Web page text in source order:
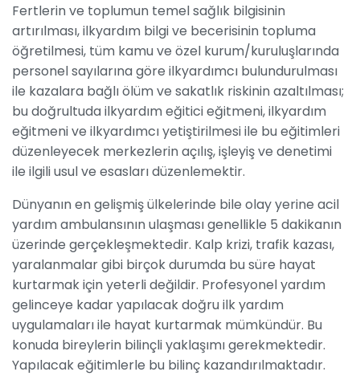
Fertlerin ve toplumun temel sağlık bilgisinin
artırılması, ilkyardım bilgi ve becerisinin topluma
öğretilmesi, tüm kamu ve özel kurum/kuruluşlarında
personel sayılarına göre ilkyardımcı bulundurulması
ile kazalara bağlı ölüm ve sakatlık riskinin azaltılması;
bu doğrultuda ilkyardım eğitici eğitmeni, ilkyardım
eğitmeni ve ilkyardımcı yetiştirilmesi ile bu eğitimleri
düzenleyecek merkezlerin açılış, işleyiş ve denetimi
ile ilgili usul ve esasları düzenlemektir.
Dünyanın en gelişmiş ülkelerinde bile olay yerine acil
yardım ambulansının ulaşması genellikle 5 dakikanın
üzerinde gerçekleşmektedir. Kalp krizi, trafik kazası,
yaralanmalar gibi birçok durumda bu süre hayat
kurtarmak için yeterli değildir. Profesyonel yardım
gelinceye kadar yapılacak doğru ilk yardım
uygulamaları ile hayat kurtarmak mümkündür. Bu
konuda bireylerin bilinçli yaklaşımı gerekmektedir.
Yapılacak eğitimlerle bu bilinç kazandırılmaktadır.